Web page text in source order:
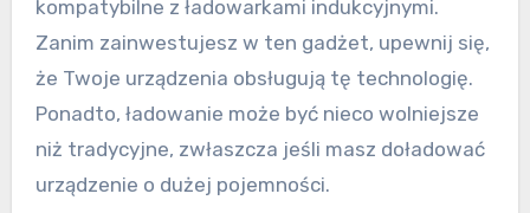
kompatybilne z ładowarkami indukcyjnymi.
Zanim zainwestujesz w ten gadżet, upewnij się,
że Twoje urządzenia obsługują tę technologię.
Ponadto, ładowanie może być nieco wolniejsze
niż tradycyjne, zwłaszcza jeśli masz doładować
urządzenie o dużej pojemności.